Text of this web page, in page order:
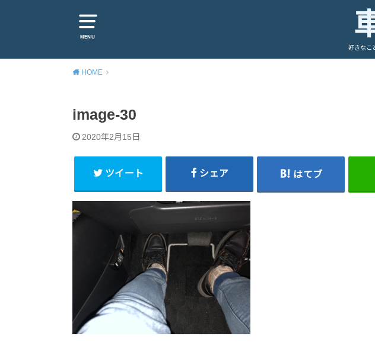
MENU
好きなこ
HOME
image-30
2020年2月15日
ツイート シェア はてブ